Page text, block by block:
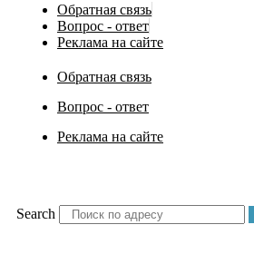
Обратная связь
Вопрос - ответ
Реклама на сайте
Обратная связь
Вопрос - ответ
Реклама на сайте
Search